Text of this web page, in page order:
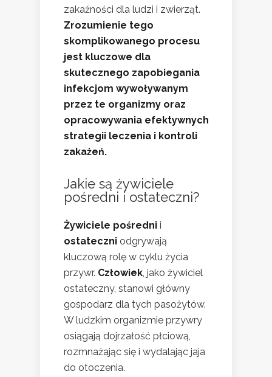
zakaźności dla ludzi i zwierząt.
Zrozumienie tego
skomplikowanego procesu
jest kluczowe dla
skutecznego zapobiegania
infekcjom wywoływanym
przez te organizmy oraz
opracowywania efektywnych
strategii leczenia i kontroli
zakażeń.
Jakie są żywiciele
pośredni i ostateczni?
Żywiciele pośredni i
ostateczni odgrywają
kluczową rolę w cyklu życia
przywr. Człowiek , jako żywiciel
ostateczny, stanowi główny
gospodarz dla tych pasożytów.
W ludzkim organizmie przywry
osiągają dojrzałość płciową,
rozmnażając się i wydalając jaja
do otoczenia.